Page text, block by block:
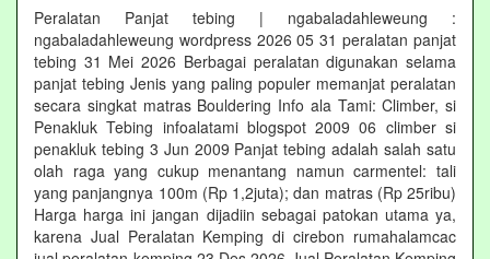
Peralatan Panjat tebing | ngabaladahleweung :
ngabaladahleweung wordpress 2026 05 31 peralatan panjat
tebing 31 Mei 2026 Berbagai peralatan digunakan selama
panjat tebing Jenis yang paling populer memanjat peralatan
secara singkat matras Bouldering Info ala Tami: Climber, si
Penakluk Tebing infoalatami blogspot 2009 06 climber si
penakluk tebing 3 Jun 2009 Panjat tebing adalah salah satu
olah raga yang cukup menantang namun carmentel: tali
yang panjangnya 100m (Rp 1,2juta); dan matras (Rp 25ribu)
Harga harga ini jangan dijadiin sebagai patokan utama ya,
karena Jual Peralatan Kemping di cirebon rumahalamcac